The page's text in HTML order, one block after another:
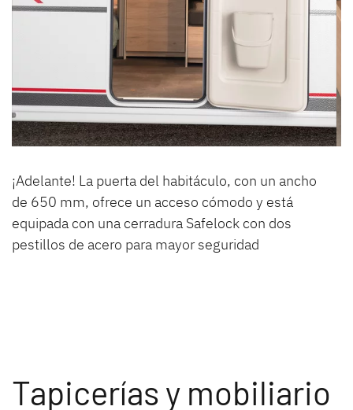
¡Adelante! La puerta del habitáculo, con un ancho
de 650 mm, ofrece un acceso cómodo y está
equipada con una cerradura Safelock con dos
pestillos de acero para mayor seguridad
Tapicerías y mobiliario